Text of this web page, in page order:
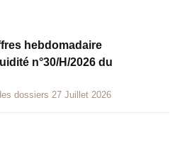
hebdomadaire
n°30/H/2026 du
dossiers 27 Juillet 2026